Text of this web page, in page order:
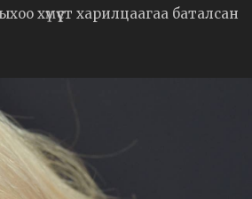
хүмүүст харилцаагаа баталсан